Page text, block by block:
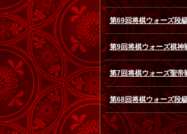
第69回将棋ウォーズ段
第9回将棋ウォーズ棋神
第7回将棋ウォーズ聖帝
第68回将棋ウォーズ段